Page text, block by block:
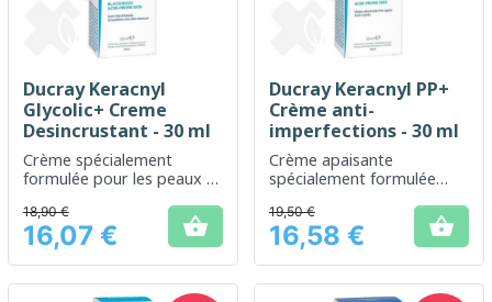
Ducray Keracnyl
Glycolic+ Creme
Desincrustant - 30 ml
Crème spécialement
formulée pour les peaux à
Prix
18,90 €
16,07 € 
Ducray Keracnyl PP+
Crème anti-
imperfections - 30 ml
Crème apaisante
spécialement formulée
acnéique
Prix
19,50 €
16,58 € 